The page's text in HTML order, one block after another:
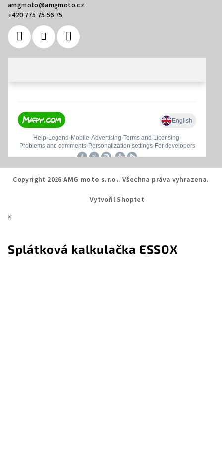
amgmoto@amgmoto.cz
+420 775 75 56 75
Copyright 2026AMG moto s.r.o.. Všechna práva vyhrazena.
Vytvořil Shoptet
×
Splátková kalkulačka ESSOX